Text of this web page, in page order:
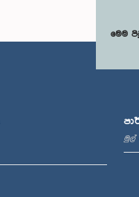
මෙම
මුල්